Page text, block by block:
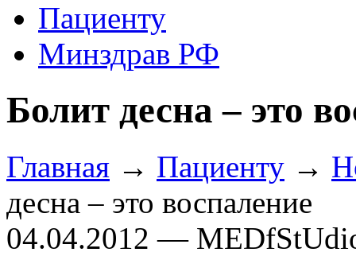
Пациенту
Минздрав РФ
Болит десна – это
Главная → Пациенту →
десна – это воспаление
04.04.2012 —